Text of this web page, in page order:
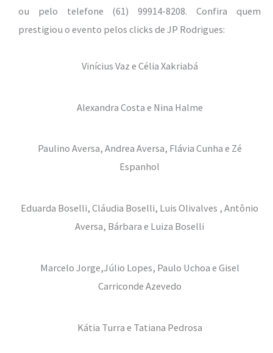
ou pelo telefone (61) 99914-8208. Confira quem
prestigiou o evento pelos clicks de JP Rodrigues:
Vinícius Vaz e Célia Xakriabá
Alexandra Costa e Nina Halme
Paulino Aversa, Andrea Aversa, Flávia Cunha e Zé
Espanhol
Eduarda Boselli, Cláudia Boselli, Luis Olivalves , Antônio
Aversa, Bárbara e Luiza Boselli
Marcelo Jorge,Júlio Lopes, Paulo Uchoa e Gisel
Carriconde Azevedo
Kátia Turra e Tatiana Pedrosa